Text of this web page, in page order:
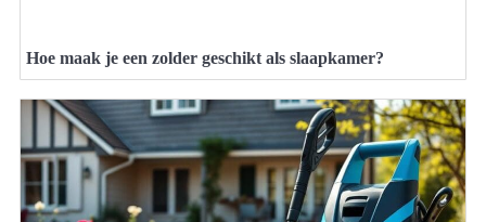
Hoe maak je een zolder geschikt als slaapkamer?